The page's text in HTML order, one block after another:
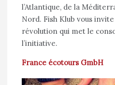
l’Atlantique, de la
Nord. Fish Klub vous
révolution qui met le
l’initiative.
France écotours GmbH